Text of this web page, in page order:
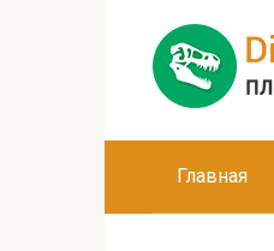
Главная